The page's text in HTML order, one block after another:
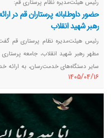
رئیس هیئت‌مدیره نظام پرستاری قم:
حضور داوطلبانه پرستاران قم در
رهبر شهید انقلاب
رئیس هیئت‌مدیره نظام پرستاری قم
مطهر رهبر شهید انقلاب، جامعه پرستاری
سایر دستگاه‌های خدمت‌رسان، به ارائه
در این مراسم پرداخت.
١٤٠٥/٠٤/١٦